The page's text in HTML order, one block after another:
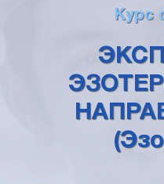
Курс